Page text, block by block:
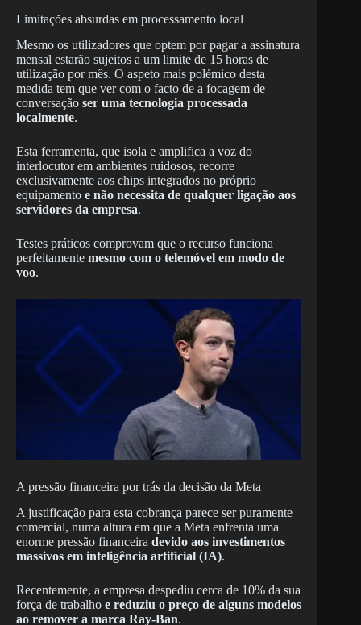
Limitações absurdas em processamento local
Mesmo os utilizadores que optem por pagar a assinatura
mensal estarão sujeitos a um limite de 15 horas de
utilização por mês. O aspeto mais polémico desta
medida tem que ver com o facto de a focagem de
conversação ser uma tecnologia processada
localmente.
Esta ferramenta, que isola e amplifica a voz do
interlocutor em ambientes ruidosos, recorre
exclusivamente aos chips integrados no próprio
equipamento e não necessita de qualquer ligação aos
servidores da empresa.
Testes práticos comprovam que o recurso funciona
perfeitamente mesmo com o telemóvel em modo de
voo.
A pressão financeira por trás da decisão da Meta
A justificação para esta cobrança parece ser puramente
comercial, numa altura em que a Meta enfrenta uma
enorme pressão financeira devido aos investimentos
massivos em inteligência artificial (IA).
Recentemente, a empresa despediu cerca de 10% da sua
força de trabalho e reduziu o preço de alguns modelos
ao remover a marca Ray-Ban.